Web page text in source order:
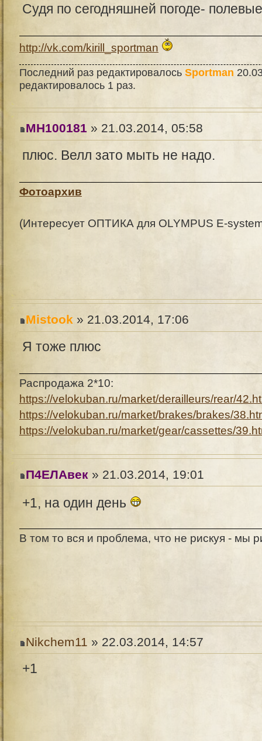
Судя по сегодняшней погоде-
http://vk.com/kirill_sportman
Последний раз редактировалось Sportman
редактировалось 1 раз.
MH100181 » 21.03.2014, 05:58
плюс. Велл зато мыть не надо.
Фотоархив
(Интересует ОПТИКА для OLYMPUS E-
Mistook » 21.03.2014, 17:06
Я тоже плюс
Распродажа 2*10:
https://velokuban.ru/market/derailleurs/rear/
https://velokuban.ru/market/brakes/brakes/
https://velokuban.ru/market/gear/cassettes/
П4ЕЛАвек » 21.03.2014, 19:01
+1, на один день
В том то вся и проблема, что не рискуя - мы
Nikchem11 » 22.03.2014, 14:57
+1